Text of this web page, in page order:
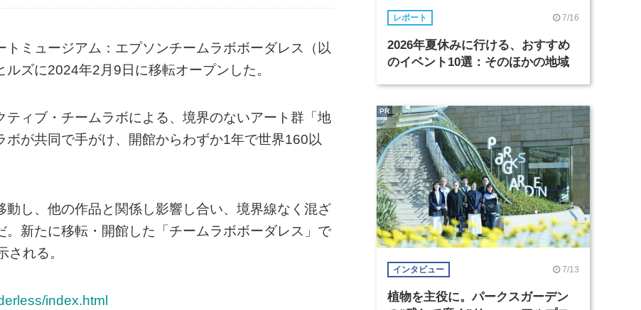
ミュージアム：エプソンチームラボボーダレス（以
ズに2024年2月9日に移転オープンした。
ティブ・チームラボによる、境界のないアート群「地
が共同で手がけ、開館からわずか1年で世界160以
し、他の作品と関係し影響し合い、境界線なく混ざ
新たに移転・開館した「チームラボボーダレス」で
れる。
index.html
レポート 7/16
2026年夏休みに行ける、おすすめ
のイベント10選：そのほかの地域
インタビュー 7/13
植物を主役に。パークスガーデン
PR